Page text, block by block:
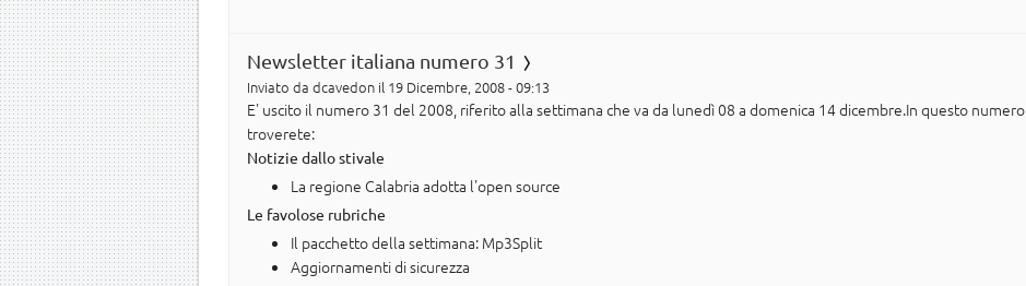
Newsletter italiana numero 31
Inviato da dcavedon il 19 Dicembre, 2008 - 09:13
E' uscito il numero 31 del 2008, riferito alla settimana che va da lunedì 08 a domenica 14 dicembre.In questo numero
troverete:
Notizie dallo stivale
La regione Calabria adotta l'open source
Le favolose rubriche
Il pacchetto della settimana: Mp3Split
Aggiornamenti di sicurezza